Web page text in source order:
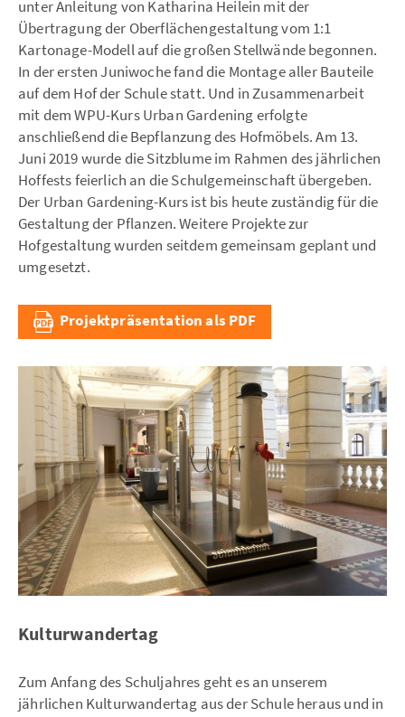
unter Anleitung von Katharina Heilein mit der
Übertragung der Oberflächengestaltung vom 1:1
Kartonage-Modell auf die großen Stellwände begonnen.
In der ersten Juniwoche fand die Montage aller Bauteile
auf dem Hof der Schule statt. Und in Zusammenarbeit
mit dem WPU-Kurs Urban Gardening erfolgte
anschließend die Bepflanzung des Hofmöbels. Am 13.
Juni 2019 wurde die Sitzblume im Rahmen des jährlichen
Hoffests feierlich an die Schulgemeinschaft übergeben.
Der Urban Gardening-Kurs ist bis heute zuständig für die
Gestaltung der Pflanzen. Weitere Projekte zur
Hofgestaltung wurden seitdem gemeinsam geplant und
umgesetzt.
Projektpräsentation als PDF
Kulturwandertag
Zum Anfang des Schuljahres geht es an unserem
jährlichen Kulturwandertag aus der Schule heraus und in